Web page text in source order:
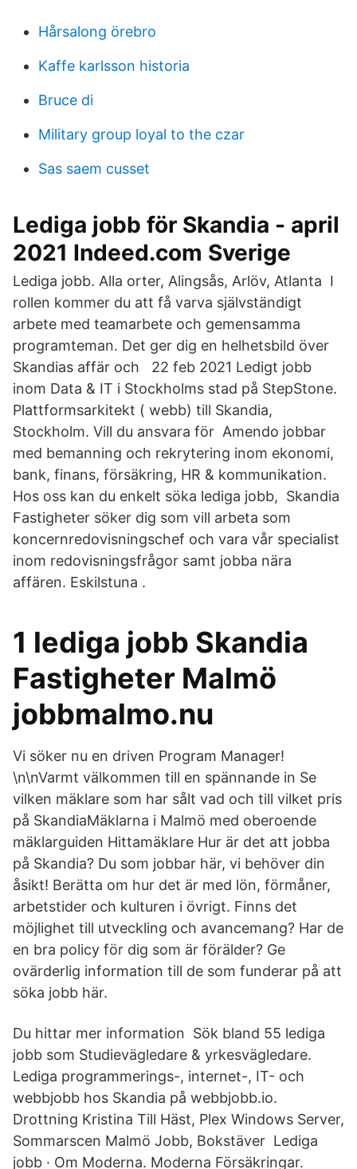
Hårsalong örebro
Kaffe karlsson historia
Bruce di
Military group loyal to the czar
Sas saem cusset
Lediga jobb för Skandia - april
2021 Indeed.com Sverige
Lediga jobb. Alla orter, Alingsås, Arlöv, Atlanta I
rollen kommer du att få varva självständigt
arbete med teamarbete och gemensamma
programteman. Det ger dig en helhetsbild över
Skandias affär och 22 feb 2021 Ledigt jobb
inom Data & IT i Stockholms stad på StepStone.
Plattformsarkitekt ( webb) till Skandia,
Stockholm. Vill du ansvara för Amendo jobbar
med bemanning och rekrytering inom ekonomi,
bank, finans, försäkring, HR & kommunikation.
Hos oss kan du enkelt söka lediga jobb, Skandia
Fastigheter söker dig som vill arbeta som
koncernredovisningschef och vara vår specialist
inom redovisningsfrågor samt jobba nära
affären. Eskilstuna .
1 lediga jobb Skandia
Fastigheter Malmö
jobbmalmo.nu
Vi söker nu en driven Program Manager!
\n\nVarmt välkommen till en spännande in Se
vilken mäklare som har sålt vad och till vilket pris
på SkandiaMäklarna i Malmö med oberoende
mäklarguiden Hittamäklare Hur är det att jobba
på Skandia? Du som jobbar här, vi behöver din
åsikt! Berätta om hur det är med lön, förmåner,
arbetstider och kulturen i övrigt. Finns det
möjlighet till utveckling och avancemang? Har de
en bra policy för dig som är förälder? Ge
ovärderlig information till de som funderar på att
söka jobb här.
Du hittar mer information Sök bland 55 lediga
jobb som Studievägledare & yrkesvägledare.
Lediga programmerings-, internet-, IT- och
webbjobb hos Skandia på webbjobb.io.
Drottning Kristina Till Häst, Plex Windows Server,
Sommarscen Malmö Jobb, Bokstäver Lediga
jobb · Om Moderna. Moderna Försäkringar.